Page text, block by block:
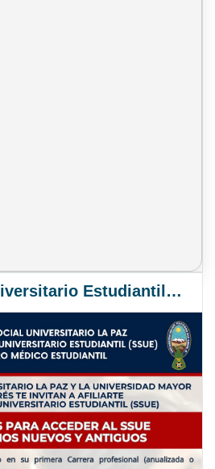
Seguro Social Universitario Estudiantil SSUE